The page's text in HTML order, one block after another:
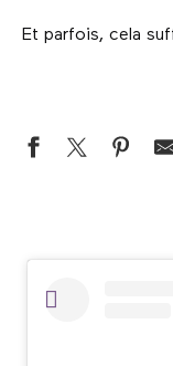
Et parfois, cela